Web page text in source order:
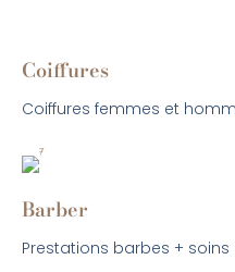
Coiffures
Coiffures femmes et
Barber
Prestations barbes + soins